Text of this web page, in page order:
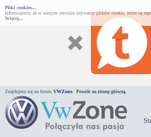
Pliki cookies...
Informujemy, że w naszym serwisie używamy plików cookie, które są
Więcej...
Znajdujesz się na forum VWZone Powrót na stronę główną.